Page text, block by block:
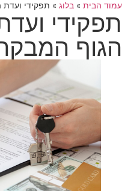
עמוד הבית » בלוג » תפקידי ועדת
תפקידי
הגוף